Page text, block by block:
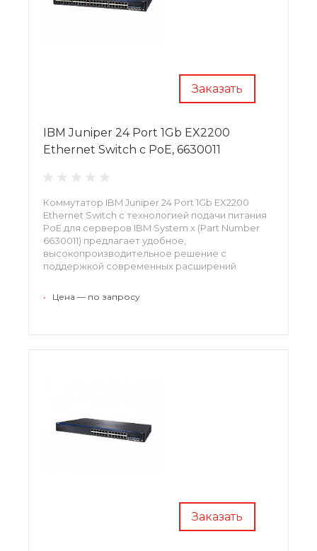
Заказать
IBM Juniper 24 Port 1Gb EX2200
Ethernet Switch c PoE, 6630011
Коммутатор IBM Juniper 24 Port 1Gb EX2200
Ethernet Switch с технологией подачи питания
PoE для серверов IBM System x (Part Number
6630011) предлагает удобное,
высокопроизводительное решение с
поддержкой современных расширений
• Цена — по запросу
Заказать